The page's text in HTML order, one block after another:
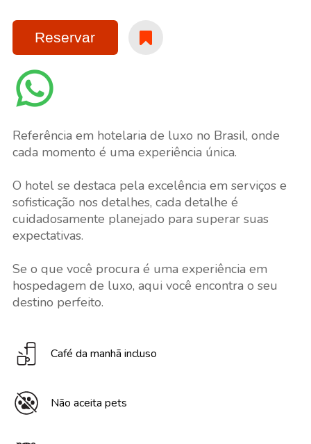
Reservar
Referência em hotelaria de luxo no Brasil, onde
cada momento é uma experiência única.
O hotel se destaca pela excelência em serviços e
sofisticação nos detalhes, cada detalhe é
cuidadosamente planejado para superar suas
expectativas.
Se o que você procura é uma experiência em
hospedagem de luxo, aqui você encontra o seu
destino perfeito.
Café da manhã incluso
Não aceita pets